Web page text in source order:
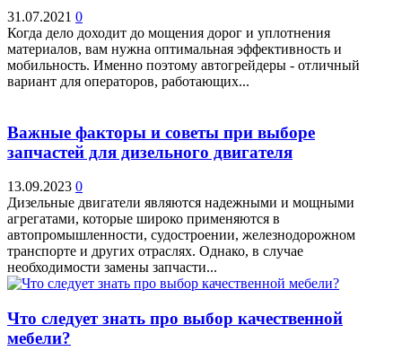
31.07.2021 0
Когда дело доходит до мощения дорог и уплотнения
материалов, вам нужна оптимальная эффективность и
мобильность. Именно поэтому автогрейдеры - отличный
вариант для операторов, работающих...
Важные факторы и советы при выборе
запчастей для дизельного двигателя
13.09.2023 0
Дизельные двигатели являются надежными и мощными
агрегатами, которые широко применяются в
автопромышленности, судостроении, железнодорожном
транспорте и других отраслях. Однако, в случае
необходимости замены запчасти...
Что следует знать про выбор качественной
мебели?